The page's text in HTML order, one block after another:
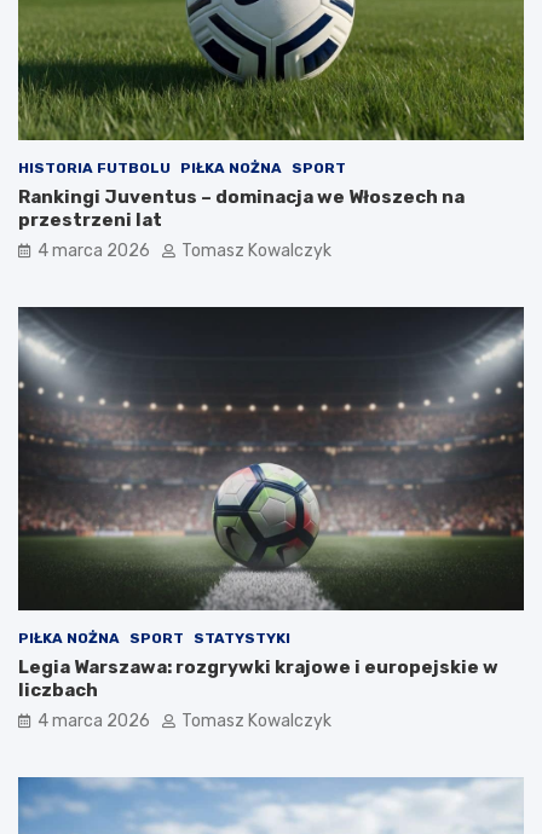
HISTORIA FUTBOLU PIŁKA NOŻNA SPORT
Rankingi Juventus – dominacja we Włoszech na
przestrzeni lat
4 marca 2026 Tomasz Kowalczyk
PIŁKA NOŻNA SPORT STATYSTYKI
Legia Warszawa: rozgrywki krajowe i europejskie w
liczbach
4 marca 2026 Tomasz Kowalczyk